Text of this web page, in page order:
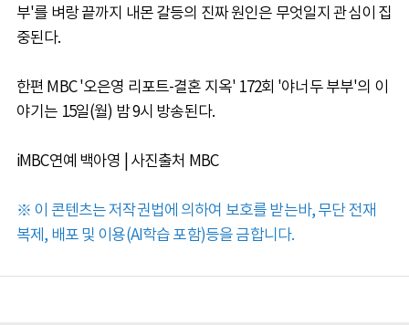
부'를 벼랑 끝까지 내몬 갈등의 진짜 원인은 무엇일지 관심이 집
중된다.
한편 MBC '오은영 리포트-결혼 지옥' 172회 '야너두 부부'의 이
야기는 15일(월) 밤 9시 방송된다.
iMBC연예 백아영 | 사진출처 MBC
※ 이 콘텐츠는 저작권법에 의하여 보호를 받는바, 무단 전재
복제, 배포 및 이용(AI학습 포함)등을 금합니다.